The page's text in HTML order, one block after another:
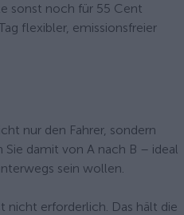
sonst noch für 55 Cent
flexibler, emissionsfreier
nur den Fahrer, sondern
damit von A nach B – ideal
sein wollen.
nicht erforderlich. Das hält die